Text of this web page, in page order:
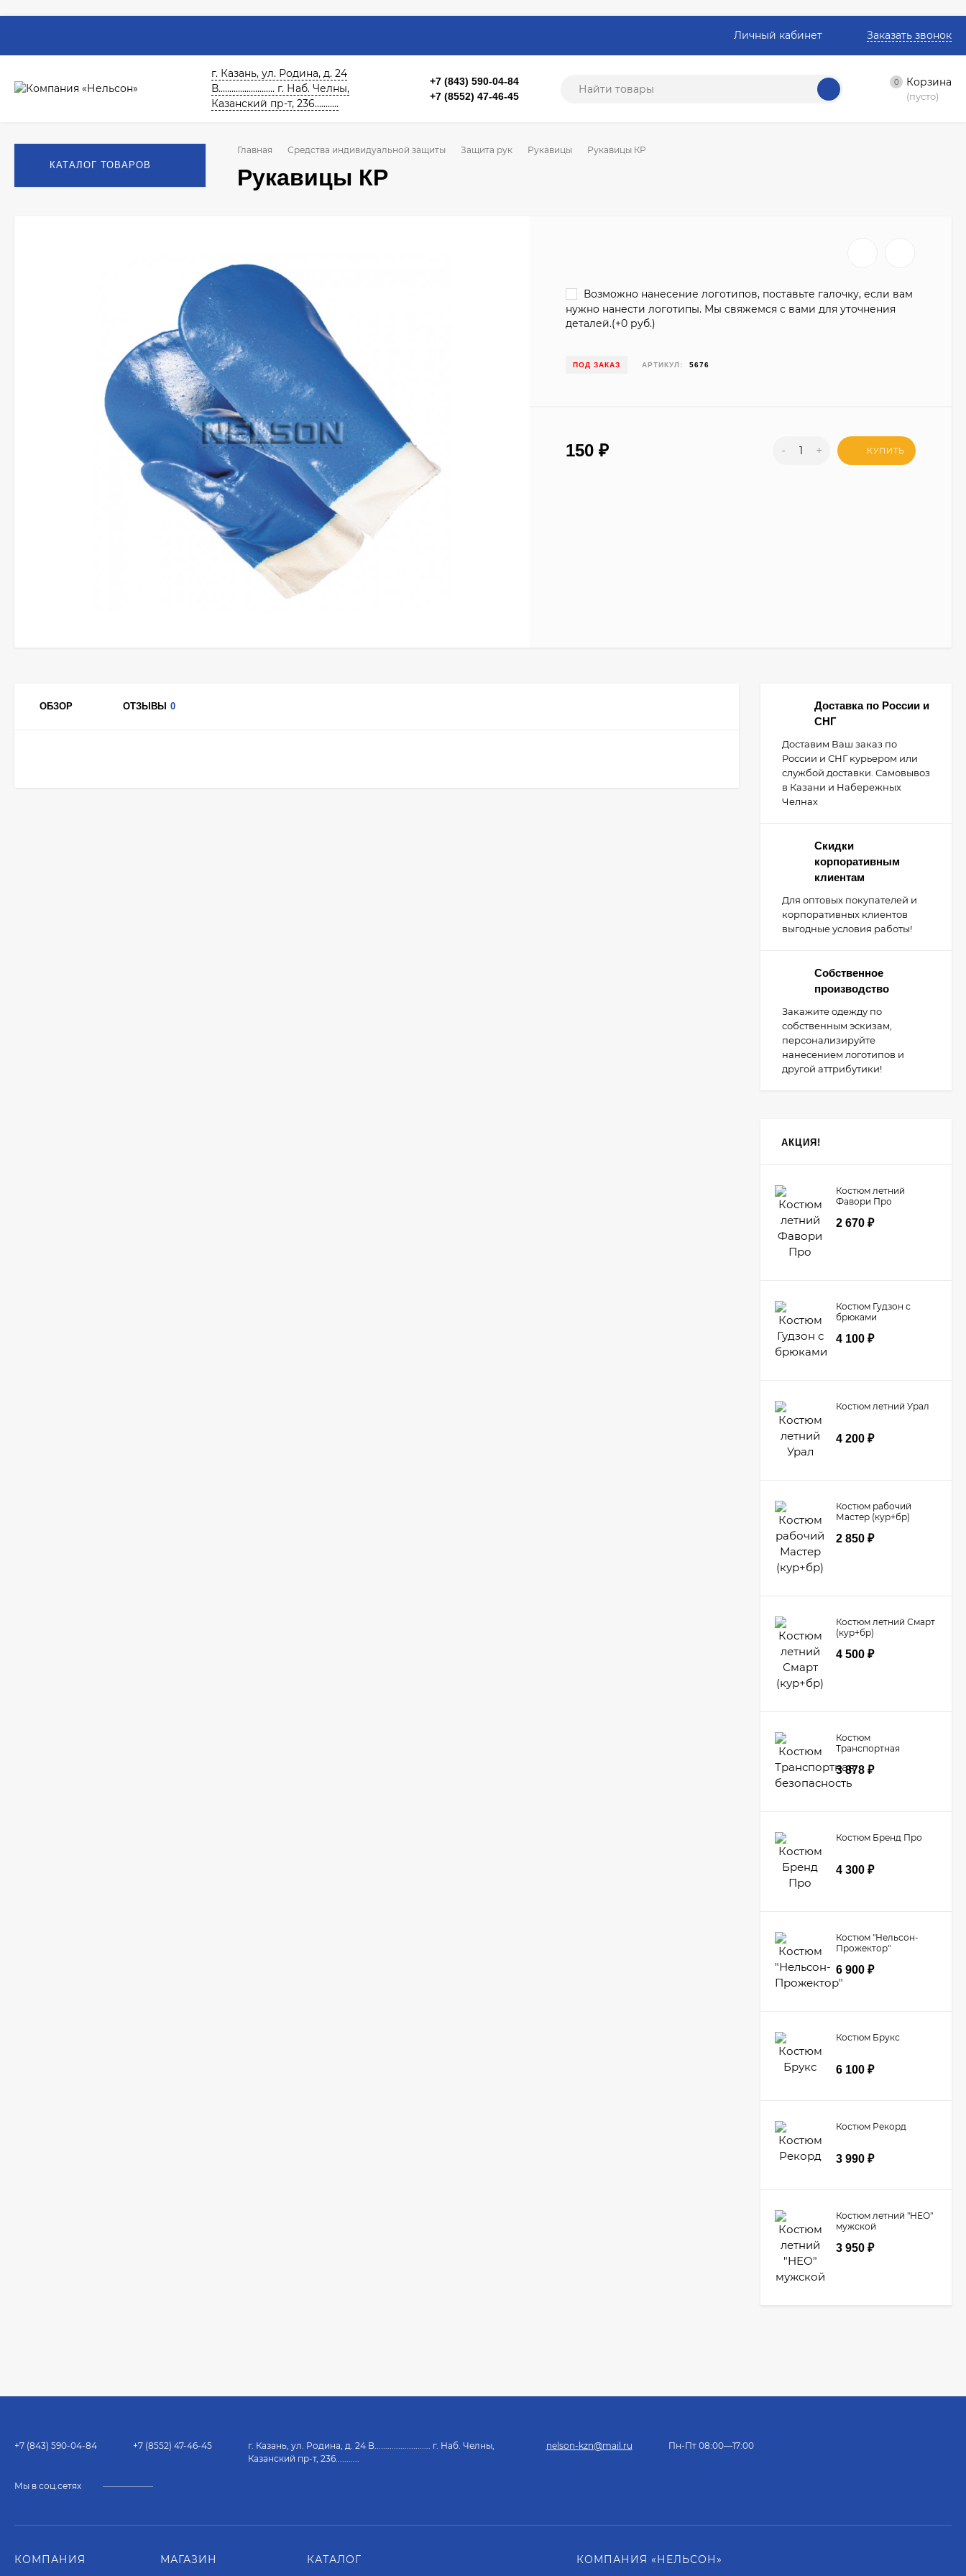
Личный кабинет Заказать звонок
г. Казань, ул. Родина, д. 24
В.......................... г. Наб. Челны,
Казанский пр-т, 236...........
+7 (843) 590-04-84
+7 (8552) 47-46-45
0 Корзина
(пусто)
КАТАЛОГ ТОВАРОВ
Главная Средства индивидуальной защиты Защита рук Рукавицы Рукавицы КР
Рукавицы КР
Возможно нанесение логотипов, поставьте галочку, если вам
нужно нанести логотипы. Мы свяжемся с вами для уточнения
деталей.(+0 руб.)
ПОД ЗАКАЗ АРТИКУЛ: 5676
150₽ - + КУПИТЬ
ОБЗОР ОТЗЫВЫ 0
Доставка по России и
СНГ
Доставим Ваш заказ по
России и СНГ курьером или
службой доставки. Самовывоз
в Казани и Набережных
Челнах
Скидки
корпоративным
клиентам
Для оптовых покупателей и
корпоративных клиентов
выгодные условия работы!
Собственное
производство
Закажите одежду по
собственным эскизам,
персонализируйте
нанесением логотипов и
другой аттрибутики!
АКЦИЯ!
Костюм летний
Фавори Про
2 670 ₽
Костюм Гудзон с
брюками
4 100 ₽
Костюм летний Урал
4 200 ₽
Костюм рабочий
Мастер (кур+бр)
2 850 ₽
Костюм летний Смарт
(кур+бр)
4 500 ₽
Костюм
Транспортная
3 878 ₽
Костюм Бренд Про
4 300 ₽
Костюм "Нельсон-
Прожектор"
6 900 ₽
Костюм Брукс
6 100 ₽
Костюм Рекорд
3 990 ₽
Костюм летний "НЕО"
мужской
3 950 ₽
+7 (843) 590-04-84 +7 (8552) 47-46-45
г. Казань, ул. Родина, д. 24 В.......................... г. Наб. Челны,
Казанский пр-т, 236...........
nelson-kzn@mail.ru Пн-Пт 08:00—17:00
Мы в соц.сетях
КОМПАНИЯ МАГАЗИН КАТАЛОГ КОМПАНИЯ «НЕЛЬСОН»